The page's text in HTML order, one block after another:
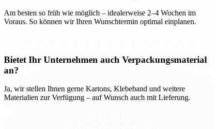
Am besten so früh wie möglich – idealerweise 2–4 Wochen im
Voraus. So können wir Ihren Wunschtermin optimal einplanen.
Bietet Ihr Unternehmen auch Verpackungsmaterial
an?
Ja, wir stellen Ihnen gerne Kartons, Klebeband und weitere
Materialien zur Verfügung – auf Wunsch auch mit Lieferung.